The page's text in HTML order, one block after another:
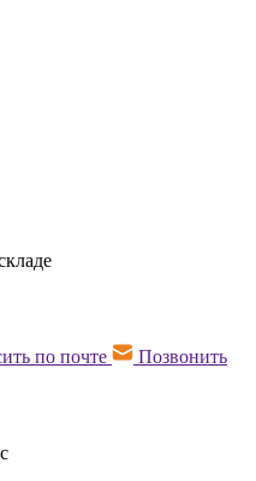
по почте Позвонить